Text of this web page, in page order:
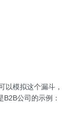
以模拟这个漏斗，
公司的示例：